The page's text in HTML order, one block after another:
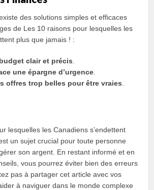
des solutions simples et efficaces
de Les 10 raisons pour lesquelles les
plus que jamais ! :
clair et précis
une épargne d’urgence
offres trop belles pour être vraies
lesquelles les Canadiens s’endettent
un sujet crucial pour toute personne
son argent. En restant informé et en
vous pourrez éviter bien des erreurs
pas à partager cet article avec vos
à naviguer dans le monde complexe